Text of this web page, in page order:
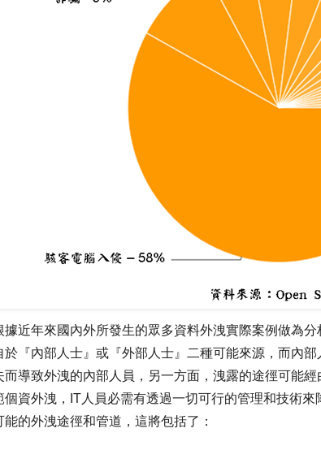
據近年來國內外所發生的眾多資料外洩實際案例做為
於『內部人士』或『外部人士』二種可能來源，而內
而導致外洩的內部人員，另一方面，洩露的途徑可能
個資外洩，IT人員必需有透過一切可行的管理和技術
能的外洩途徑和管道，這將包括了：